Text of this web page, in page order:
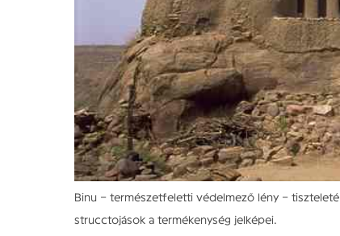
Binu – természetfeletti védelmező lény –
strucctojások a termékenység jelképei.